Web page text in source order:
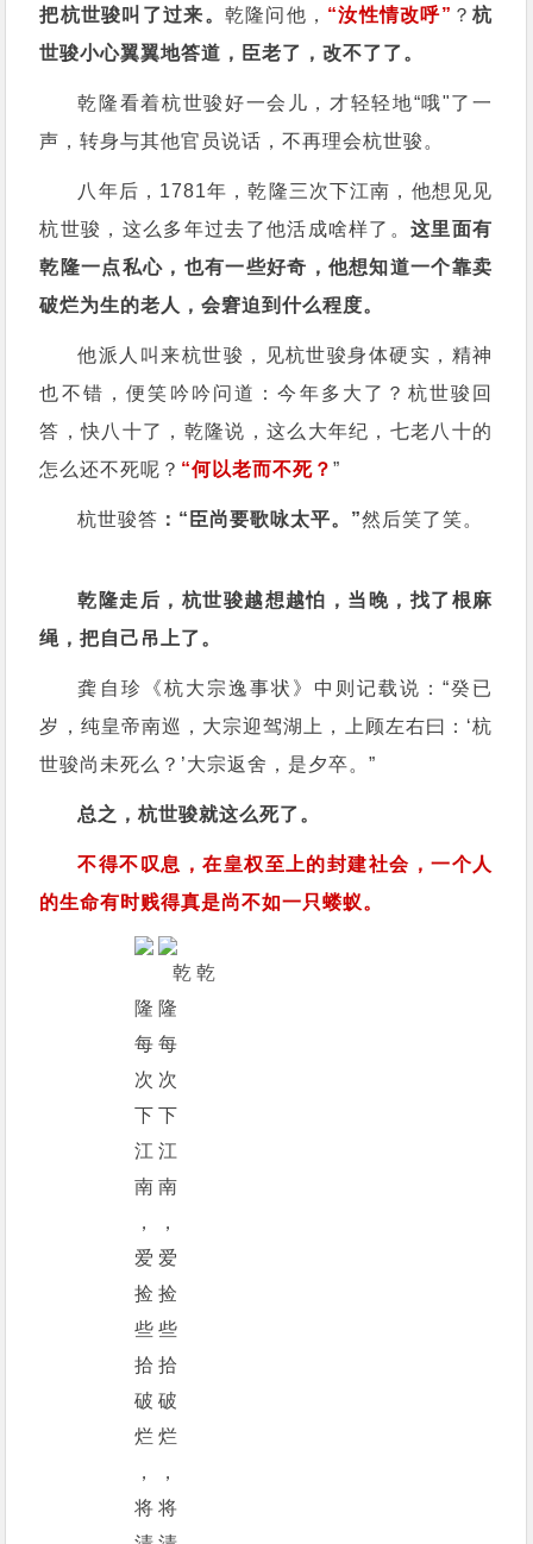
把杭世骏叫了过来。 乾隆问他， “汝性情改呼” ？杭
世骏小心翼翼地答道，臣老了，改不了了。
乾隆看着杭世骏好一会儿，才轻轻地“哦"了一
声，转身与其他官员说话，不再理会杭世骏。
八年后，1781年，乾隆三次下江南，他想见见
杭世骏，这么多年过去了他活成啥样了。这里面有
乾隆一点私心，也有一些好奇，他想知道一个靠卖
破烂为生的老人，会窘迫到什么程度。
他派人叫来杭世骏，见杭世骏身体硬实，精神
也不错，便笑吟吟问道：今年多大了？杭世骏回
答，快八十了，乾隆说，这么大年纪，七老八十的
怎么还不死呢？ “何以老而不死？”
杭世骏答 ：“臣尚要歌咏太平。”然后笑了笑。
乾隆走后，杭世骏越想越怕，当晚，找了根麻
绳，把自己吊上了。
龚自珍《杭大宗逸事状》中则记载说：“癸已
岁，纯皇帝南巡，大宗迎驾湖上，上顾左右曰：‘杭
世骏尚未死么？’大宗返舍，是夕卒。”
总之，杭世骏就这么死了。
不得不叹息，在皇权至上的封建社会，一个人
的生命有时贱得真是尚不如一只蝼蚁。